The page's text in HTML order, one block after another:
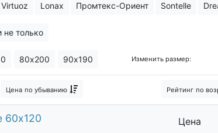
Virtuoz Lonax Промтекс-Ориент Sontelle
только
80х200 90х190 Изменить размер:
Цена по убыванию Рейтинг по
60х120 Цена